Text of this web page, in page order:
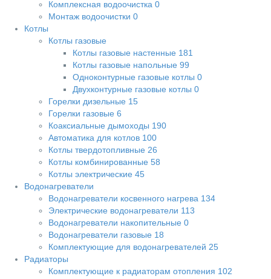
Комплексная водоочистка 0
Монтаж водоочистки 0
Котлы
Котлы газовые
Котлы газовые настенные 181
Котлы газовые напольные 99
Одноконтурные газовые котлы 0
Двухконтурные газовые котлы 0
Горелки дизельные 15
Горелки газовые 6
Коаксиальные дымоходы 190
Автоматика для котлов 100
Котлы твердотопливные 26
Котлы комбинированные 58
Котлы электрические 45
Водонагреватели
Водонагреватели косвенного нагрева 134
Электрические водонагреватели 113
Водонагреватели накопительные 0
Водонагреватели газовые 18
Комплектующие для водонагревателей 25
Радиаторы
Комплектующие к радиаторам отопления 102